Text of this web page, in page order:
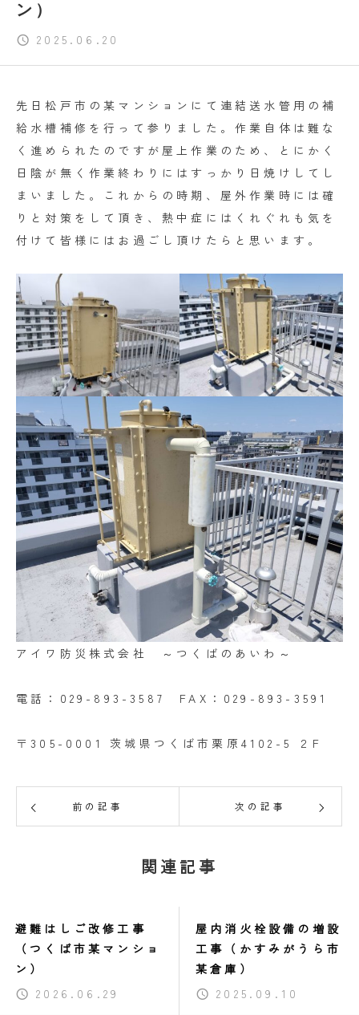
ン）
2025.06.20
先日松戸市の某マンションにて連結送水管用の補
給水槽補修を行って参りました。作業自体は難な
く進められたのですが屋上作業のため、とにかく
日陰が無く作業終わりにはすっかり日焼けしてし
まいました。これからの時期、屋外作業時には確
りと対策をして頂き、熱中症にはくれぐれも気を
付けて皆様にはお過ごし頂けたらと思います。
アイワ防災株式会社 ～つくばのあいわ～
電話：029-893-3587 FAX：029-893-3591
〒305-0001 茨城県つくば市栗原4102-5 ２F
前の記事 次の記事
関連記事
避難はしご改修工事
（つくば市某マンショ
ン）
2026.06.29
屋内消火栓設備の増設
工事（かすみがうら市
某倉庫）
2025.09.10